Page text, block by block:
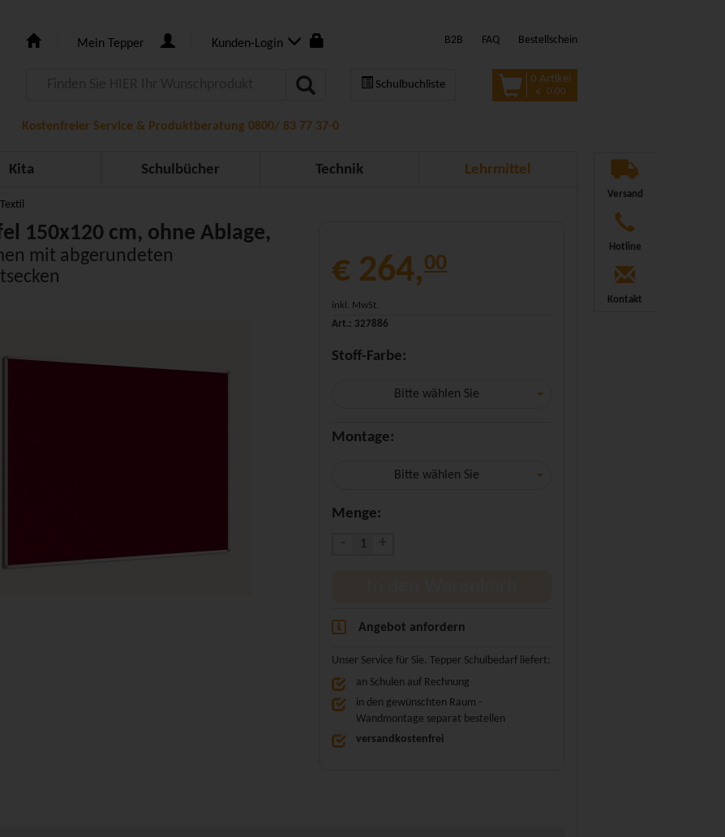
Mein Tepper Kunden-Login B2B FAQ Bestellschein
Schulbuchliste 0 Artikel
€ 0,00
Kostenfreier Service & Produktberatung 0800/ 83 77 37-0
Kita Schulbücher Technik Lehrmittel
Versand
Hotline
Kontakt
150x120 cm, ohne Ablage,
mit abgerundeten
€ 264,00
inkl. MwSt.
Art.: 327886
Stoff-Farbe:
Bitte wählen Sie
Montage:
Bitte wählen Sie
Menge:
Angebot anfordern
Unser Service für Sie. Tepper Schulbedarf liefert:
an Schulen auf Rechnung
in den gewünschten Raum -
Wandmontage separat bestellen
versandkostenfrei